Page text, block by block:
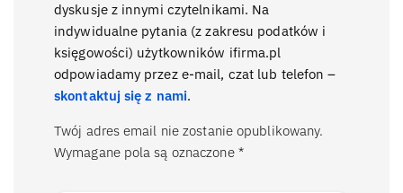
dyskusje z innymi czytelnikami. Na
indywidualne pytania (z zakresu podatków i
księgowości) użytkowników ifirma.pl
odpowiadamy przez e-mail, czat lub telefon –
skontaktuj się z nami.
Twój adres email nie zostanie opublikowany.
Wymagane pola są oznaczone *